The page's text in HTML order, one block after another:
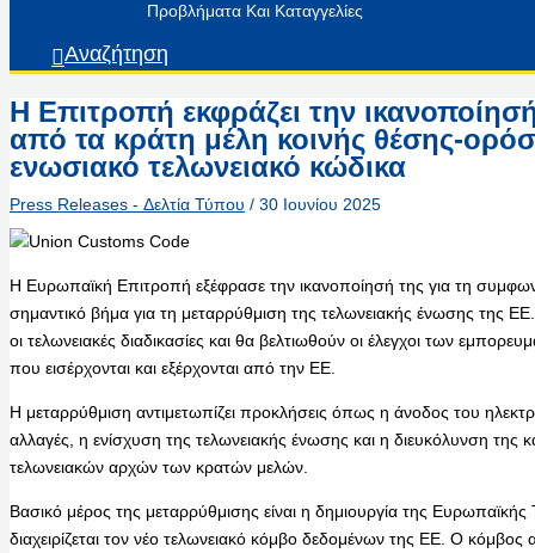
Προβλήματα Και Καταγγελίες
Αναζήτηση
Η Επιτροπή εκφράζει την
από τα κράτη μέλη κοινής θέσης-
ενωσιακό τελωνειακό κώδικα
Press Releases - Δελτία Τύπου / 30 Ιουνίου 2025
Η Ευρωπαϊκή Επιτροπή εξέφρασε την ικανοποίησή της για τη
σημαντικό βήμα για τη μεταρρύθμιση της τελωνειακής ένωσης της
οι τελωνειακές διαδικασίες και θα βελτιωθούν οι έλεγχοι των
που εισέρχονται και εξέρχονται από την ΕΕ.
Η μεταρρύθμιση αντιμετωπίζει προκλήσεις όπως η άνοδος του
αλλαγές, η ενίσχυση της τελωνειακής ένωσης και η διευκόλυνση της
τελωνειακών αρχών των κρατών μελών.
Βασικό μέρος της μεταρρύθμισης είναι η δημιουργία της
διαχειρίζεται τον νέο τελωνειακό κόμβο δεδομένων της ΕΕ. Ο κόμβος